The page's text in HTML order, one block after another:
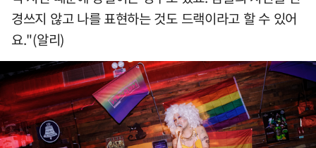
경쓰지 않고 나를 표현하는 것도 드랙이라고 할 수 있어
요."(알리)